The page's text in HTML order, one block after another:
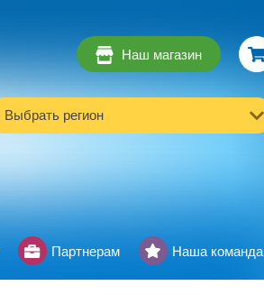
Наш магазин
Выбрать регион
Партнерам Наша команда